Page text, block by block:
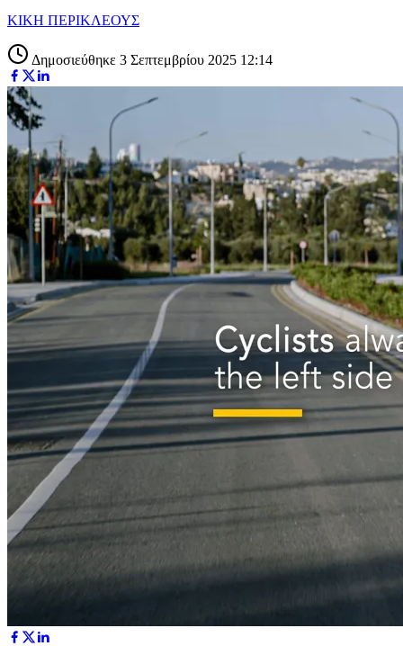
ΚΙΚΗ ΠΕΡΙΚΛΕΟΥΣ
Δημοσιεύθηκε 3 Σεπτεμβρίου 2025 12:14